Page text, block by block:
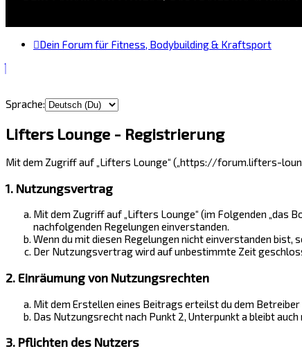
Dein Forum für Fitness, Bodybuilding & Kraftsport
Sprache:
Lifters Lounge - Registrierung
Mit dem Zugriff auf „Lifters Lounge“ („https://forum.lifters-
1. Nutzungsvertrag
Mit dem Zugriff auf „Lifters Lounge“ (im Folgenden „das
nachfolgenden Regelungen einverstanden.
Wenn du mit diesen Regelungen nicht einverstanden
Der Nutzungsvertrag wird auf unbestimmte Zeit
2. Einräumung von Nutzungsrechten
Mit dem Erstellen eines Beitrags erteilst du dem
Das Nutzungsrecht nach Punkt 2, Unterpunkt a bleibt
3. Pflichten des Nutzers